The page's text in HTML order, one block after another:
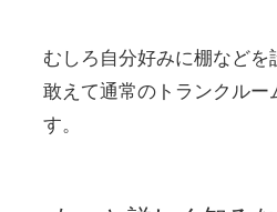
むしろ自分好みに棚などを
敢えて通常のトランクルー
す。